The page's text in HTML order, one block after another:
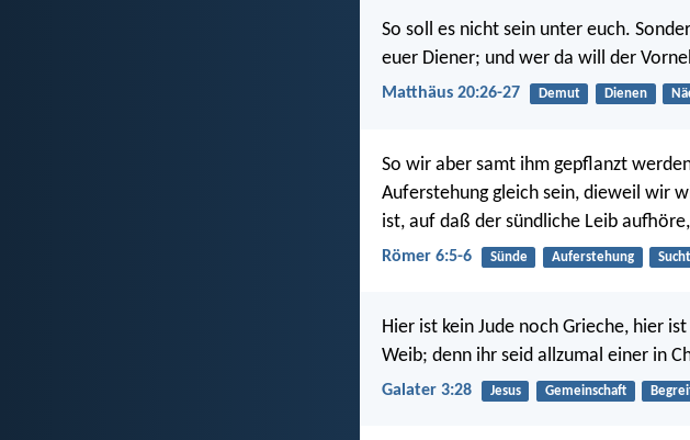
So soll es nicht sein unter euch.
euer Diener; und wer da will der
Matthäus 20:26-27 Demut Dienen
So wir aber samt ihm gepflanzt
Auferstehung gleich sein, dieweil wir
ist, auf daß der sündliche Leib
Römer 6:5-6 Sünde Auferstehung Sucht
Hier ist kein Jude noch Grieche, hier
Weib; denn ihr seid allzumal einer in
Galater 3:28 Jesus Gemeinschaft